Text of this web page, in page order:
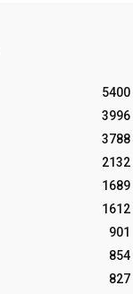
5400
3996
3788
2132
1689
1612
901
854
827